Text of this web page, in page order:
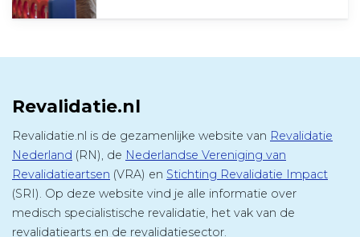
Revalidatie.nl
Revalidatie.nl is de gezamenlijke website van Revalidatie
Nederland (RN), de Nederlandse Vereniging van
Revalidatieartsen (VRA) en Stichting Revalidatie Impact
(SRI). Op deze website vind je alle informatie over
medisch specialistische revalidatie, het vak van de
revalidatiearts en de revalidatiesector.